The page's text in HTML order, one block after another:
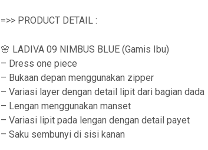
p
5
,
=>> PRODUCT DETAIL :
🌸 LADIVA 09 NIMBUS BLUE (Gamis Ibu)
– Dress one piece
– Bukaan depan menggunakan zipper
– Variasi layer dengan detail lipit dari bagian dada
– Lengan menggunakan manset
– Variasi lipit pada lengan dengan detail payet
– Saku sembunyi di sisi kanan